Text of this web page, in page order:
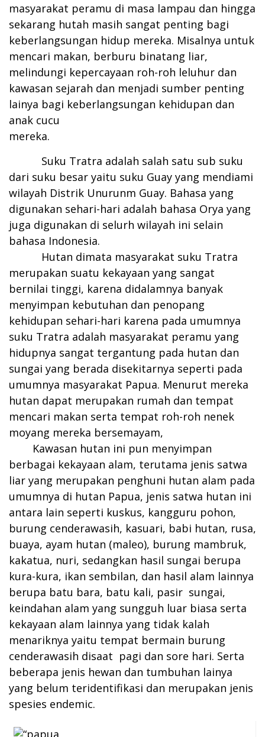
masyarakat peramu di masa lampau dan hingga
sekarang hutah masih sangat penting bagi
keberlangsungan hidup mereka. Misalnya untuk
mencari makan, berburu binatang liar,
melindungi kepercayaan roh-roh leluhur dan
kawasan sejarah dan menjadi sumber penting
lainya bagi keberlangsungan kehidupan dan
anak cucu
mereka.
Suku Tratra adalah salah satu sub suku
dari suku besar yaitu suku Guay yang mendiami
wilayah Distrik Unurunm Guay. Bahasa yang
digunakan sehari-hari adalah bahasa Orya yang
juga digunakan di selurh wilayah ini selain
bahasa Indonesia.
Hutan dimata masyarakat suku Tratra
merupakan suatu kekayaan yang sangat
bernilai tinggi, karena didalamnya banyak
menyimpan kebutuhan dan penopang
kehidupan sehari-hari karena pada umumnya
suku Tratra adalah masyarakat peramu yang
hidupnya sangat tergantung pada hutan dan
sungai yang berada disekitarnya seperti pada
umumnya masyarakat Papua. Menurut mereka
hutan dapat merupakan rumah dan tempat
mencari makan serta tempat roh-roh nenek
moyang mereka bersemayam,
Kawasan hutan ini pun menyimpan
berbagai kekayaan alam, terutama jenis satwa
liar yang merupakan penghuni hutan alam pada
umumnya di hutan Papua, jenis satwa hutan ini
antara lain seperti kuskus, kangguru pohon,
burung cenderawasih, kasuari, babi hutan, rusa,
buaya, ayam hutan (maleo), burung mambruk,
kakatua, nuri, sedangkan hasil sungai berupa
kura-kura, ikan sembilan, dan hasil alam lainnya
berupa batu bara, batu kali, pasir sungai,
keindahan alam yang sungguh luar biasa serta
kekayaan alam lainnya yang tidak kalah
menariknya yaitu tempat bermain burung
cenderawasih disaat pagi dan sore hari. Serta
beberapa jenis hewan dan tumbuhan lainya
yang belum teridentifikasi dan merupakan jenis
spesies endemic.